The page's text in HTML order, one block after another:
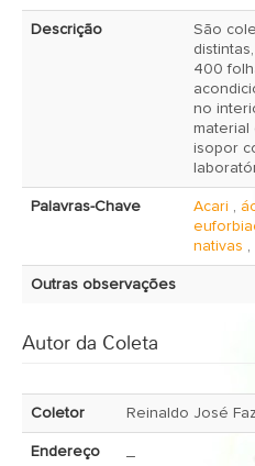
Estatísticas
Descrição
São
400
no
material
isopor
Palavras-Chave Acari ,
nativas ,
Outras observações
Autor da Coleta
Coletor Reinaldo José
Endereço